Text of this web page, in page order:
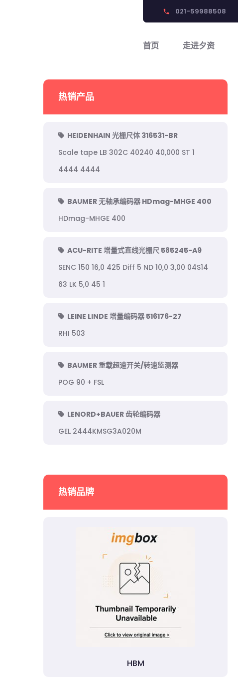
phone 021-59988508
首页 走进夕资
热销产品
HEIDENHAIN 光栅尺体 316531-BR
Scale tape LB 302C 40240 40,000 ST 1
4444 4444
BAUMER 无轴承编码器 HDmag-MHGE 400
HDmag-MHGE 400
ACU-RITE 增量式直线光栅尺 585245-A9
SENC 150 16,0 425 Diff 5 ND 10,0 3,00 04S14
63 LK 5,0 45 1
LEINE LINDE 增量编码器 516176-27
RHI 503
BAUMER 重载超速开关/转速监测器
POG 90 + FSL
LENORD+BAUER 齿轮编码器
GEL 2444KMSG3A020M
热销品牌
HBM